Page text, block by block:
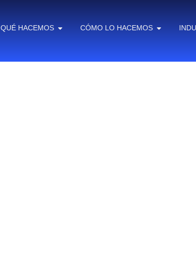
QUÉ HACEMOS CÓMO LO HACEMOS